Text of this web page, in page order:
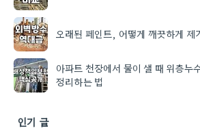
오래된 페인트, 어떻게 깨끗하게 제
아파트 천장에서 물이 샐 때 위층누
정리하는 법
인기 글